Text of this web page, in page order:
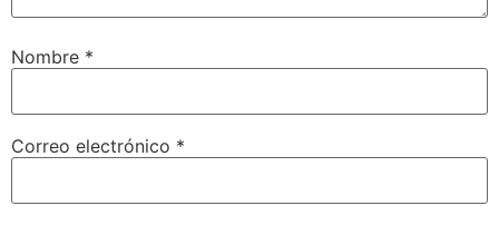
Nombre *
Correo electrónico *